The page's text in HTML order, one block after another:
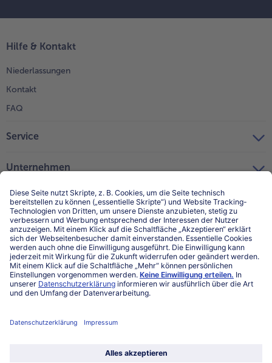
Hilfe & Kontakt
Niederlassungen
Kontakt
FAQ
Service
Unternehmen
Über uns
Land / Sprache wählen